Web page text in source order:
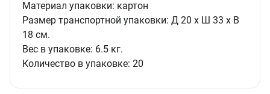
Материал упаковки: картон
Размер транспортной упаковки: Д 20 x Ш 33 x В
18 см.
Вес в упаковке: 6.5 кг.
Количество в упаковке: 20